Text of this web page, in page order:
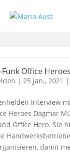
Office Heroes
| 25 Jan., 2021 |
Interview
Heroes Dagmar
Office Hero. Sie
damit